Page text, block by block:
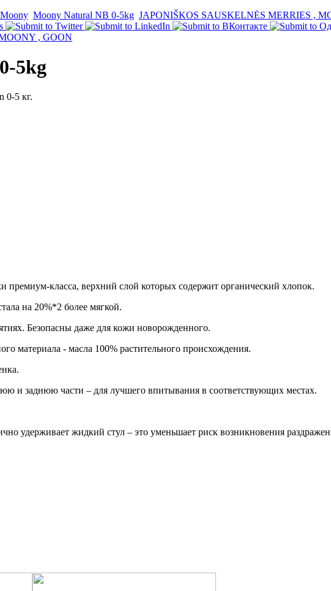
Moony Moony Natural NB 0-5kg JAPONIŠKOS SAUSKELNĖS MERRIES ,
, GOON
5kg
0-5 кг.
класса, верхний слой которых содержит органический хлопок.
на 20%*2 более мягкой.
Безопасны даже для кожи новорожденного.
материала - масла 100% растительного происхождения.
и заднюю части – для лучшего впитывания в соответствующих местах.
удерживает жидкий стул – это уменьшает риск возникновения